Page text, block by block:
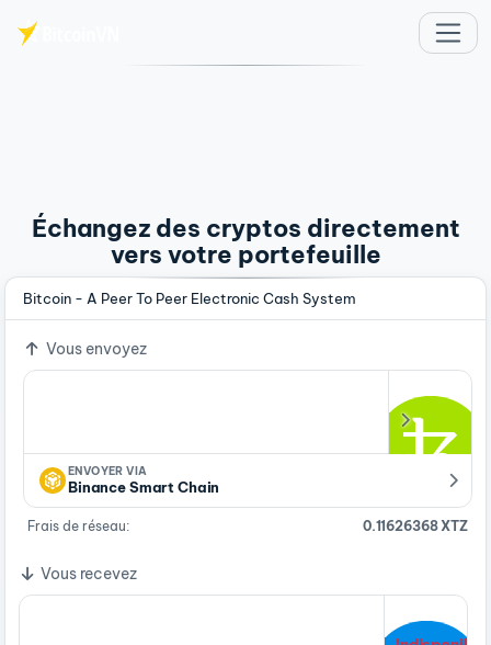
Échangez des cryptos directement
vers votre portefeuille
Bitcoin - A Peer To Peer Electronic Cash System
Vous envoyez
ENVOYER VIA
Binance Smart Chain
Frais de réseau: 0.11626368 XTZ
Vous recevez